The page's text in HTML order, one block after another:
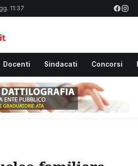
11:37
Docenti Sindacati Concorsi